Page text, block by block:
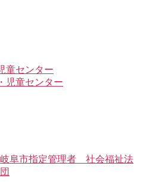
童センター
児童センター